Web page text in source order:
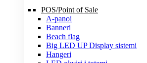
POS/Point of Sale
A-panoi
Banneri
Beach flag
Big LED UP Display sistemi
Hangeri